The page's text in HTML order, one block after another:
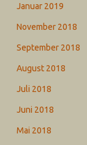
Januar 2019
November 2018
September 2018
August 2018
Juli 2018
Juni 2018
Mai 2018